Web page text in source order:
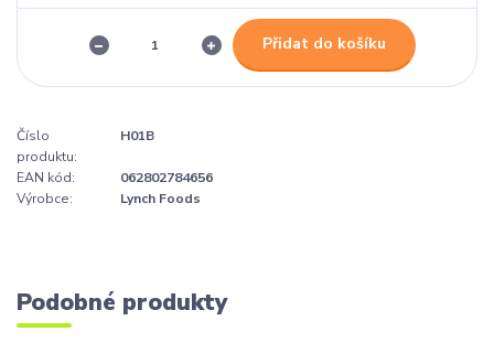
Přidat do košíku
Číslo
produktu:
H01B
EAN kód:
062802784656
Výrobce:
Lynch Foods
Podobné produkty